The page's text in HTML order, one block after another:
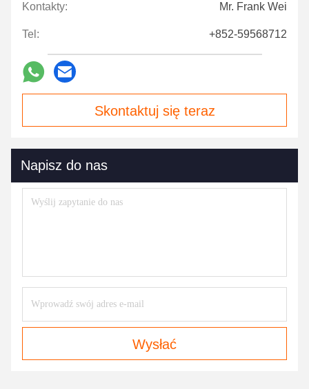
Kontakty: Mr. Frank Wei
Tel: +852-59568712
Skontaktuj się teraz
Napisz do nas
Wysłać